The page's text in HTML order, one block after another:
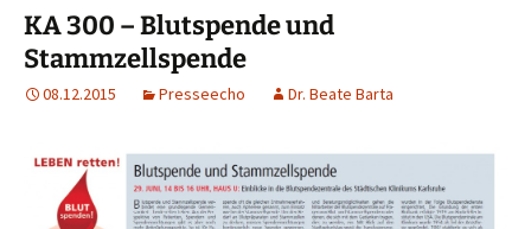
KA 300 – Blutspende und
Stammzellspende
08.12.2015 Presseecho Dr. Beate Barta